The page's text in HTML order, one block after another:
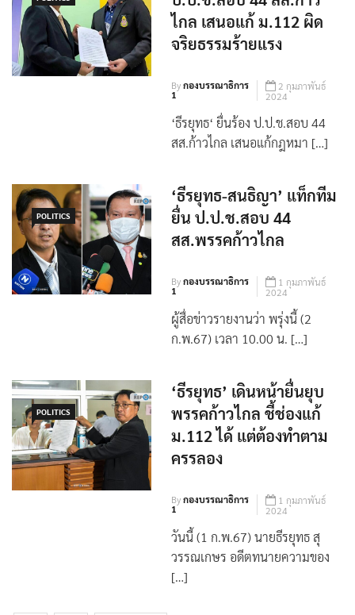
POLITICS
‘ธีรยุทธ‘ ยื่นร้อง
ป.ป.ช.สอบ 44 สส.ก้าว
ไกล เสนอแก้ ม.112 ผิด
จริยธรรมร้ายแรง
Byกองบรรณาธิการ
1
2 กุมภาพันธ์
2024
‘ธีรยุทธ‘ ยื่นร้อง ป.ป.ช.สอบ 44
POLITICS
‘ธีรยุทธ-สนธิญา’ แท็กทีม
ยื่น ป.ป.ช.สอบ 44
สส.พรรคก้าวไกล
Byกองบรรณาธิการ
1
1 กุมภาพันธ์
2024
POLITICS
‘ธีรยุทธ’ เดินหน้ายื่นยุบ
พรรคก้าวไกล ชี้ช่องแก้
ม.112 ได้ แต่ต้องทำตาม
ครรลอง
Byกองบรรณาธิการ
1
1 กุมภาพันธ์
2024
วันนี้ (1 ก.พ.67) นายธีรยุทธ สุ